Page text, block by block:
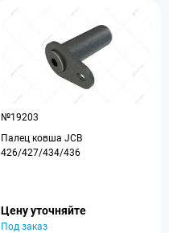
№19203
Палец ковша JCB
426/427/434/436
Цену уточняйте
Под заказ